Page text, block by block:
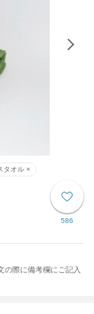
タオル ×
586
の際に備考欄にご記入